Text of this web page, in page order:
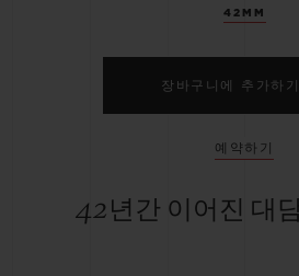
42MM
장바구니에 추가하기
예약하기
42년간 이어진 대